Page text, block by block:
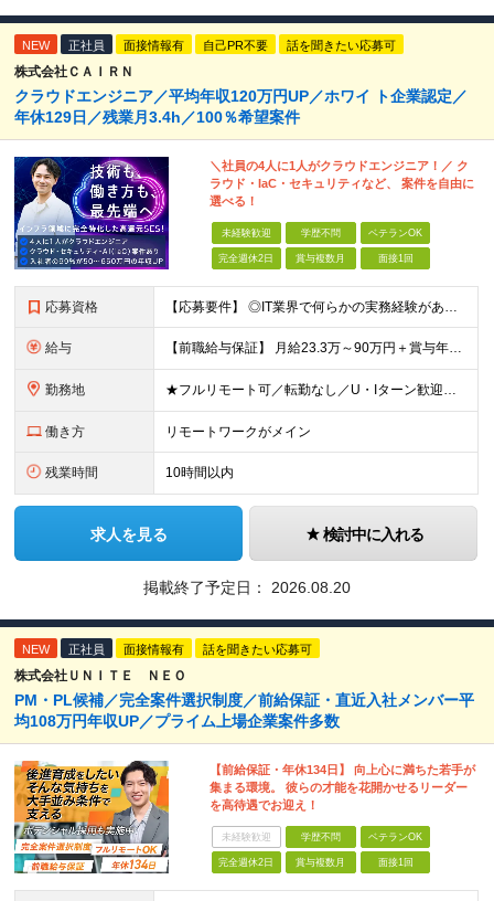
NEW 正社員 面接情報有 自己PR不要 話を聞きたい応募可
株式会社ＣＡＩＲＮ
クラウドエンジニア／平均年収120万円UP／ホワイ ト企業認定／
年休129日／残業月3.4h／100％希望案件
＼社員の4人に1人がクラウドエンジニア！／ ク
ラウド・IaC・セキュリティなど、 案件を自由に
選べる！
未経験歓迎 学歴不問 ベテランOK
完全週休2日 賞与複数月 面接1回
応募資格 【応募要件】 ◎IT業界で何らかの実務経験がある方 └2～3ヶ月の実務経験のある方は歓迎します！ 例）PCキッティングやモバイル通信基地局の業務経験者など インフラエンジニアとして経験のある方は、
給与 【前職給与保証】 月給23.3万～90万円＋賞与年2回＋インセンティブ ★年収1000万円以上の実績あり！ ※上記月給には月20～30時間分（2万9,300円～21万7,900円）の固定残業代を含み
勤務地 ★フルリモート可／転勤なし／U・Iターン歓迎★ ◎勤務地は相談の上、ご自宅近くに調整します！ 【勤務地】 本社、または東京／埼玉／千葉／神奈川／愛知／仙台のクライアント先 ◎完全在宅（フルリモート）
働き方 リモートワークがメイン
残業時間 10時間以内
求人を見る 検討中に入れる
掲載終了予定日： 2026.08.20
NEW 正社員 面接情報有 話を聞きたい応募可
株式会社ＵＮＩＴＥ ＮＥＯ
PM・PL候補／完全案件選択制度／前給保証・直近入社メンバー平
均108万円年収UP／プライム上場企業案件多数
【前給保証・年休134日】 向上心に満ちた若手が
集まる環境。 彼らの才能を花開かせるリーダー
を高待遇でお迎え！
未経験歓迎 学歴不問 ベテランOK
完全週休2日 賞与複数月 面接1回